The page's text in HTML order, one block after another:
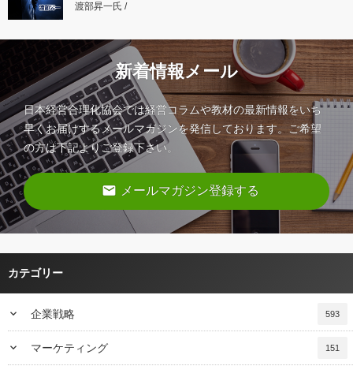
渡部昇一氏 /
新着情報メール
日本経営合理化協会では経営コラムや教材の最新情報をいち
早くお届けするメールマガジンを発信しております。ご希望
の方は下記よりご登録下さい。
email メールマガジン登録する
カテゴリー
keyboard_arrow_down 企業戦略 593
keyboard_arrow_down マーケティング 151